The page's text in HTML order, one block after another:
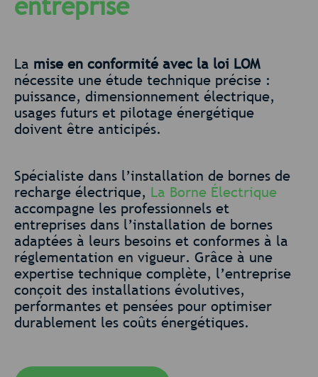
La mise en conformité avec la loi LOM
nécessite une étude technique précise :
puissance, dimensionnement électrique,
usages futurs et pilotage énergétique
doivent être anticipés.
Spécialiste dans l’installation de bornes de
recharge électrique, La Borne Électrique
accompagne les professionnels et
entreprises dans l’installation de bornes
adaptées à leurs besoins et conformes à la
réglementation en vigueur. Grâce à une
expertise technique complète, l’entreprise
conçoit des installations évolutives,
performantes et pensées pour optimiser
durablement les coûts énergétiques.